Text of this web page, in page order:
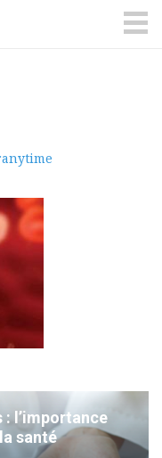
l’importance
santé